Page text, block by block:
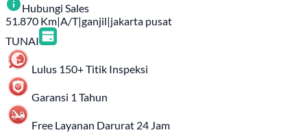
Hubungi Sales
51.870 Km|A/T|ganjil|jakarta pusat
TUNAI
Lulus 150+ Titik Inspeksi
Garansi 1 Tahun
Free Layanan Darurat 24 Jam